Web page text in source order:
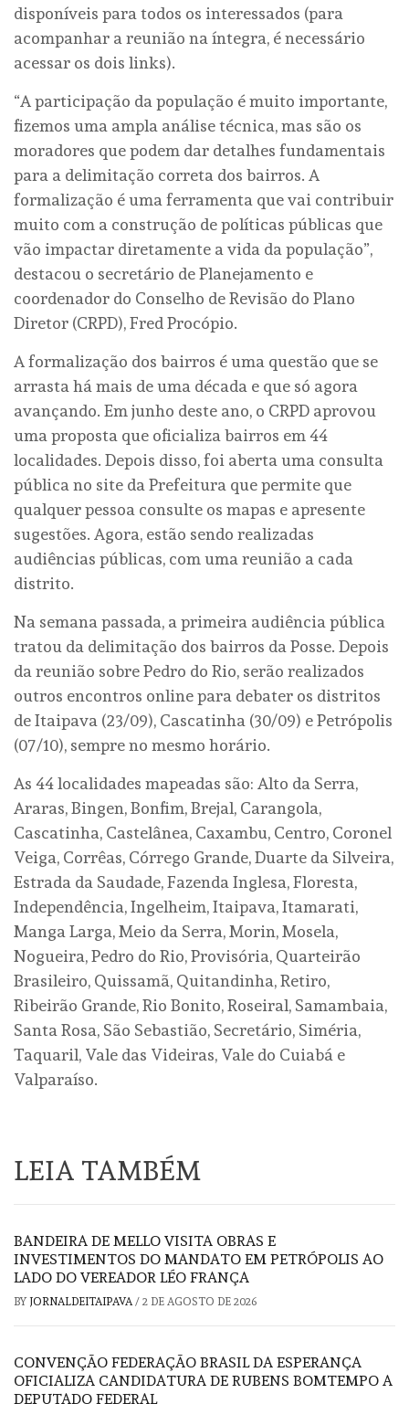
disponíveis para todos os interessados (para
acompanhar a reunião na íntegra, é necessário
acessar os dois links).
“A participação da população é muito importante,
fizemos uma ampla análise técnica, mas são os
moradores que podem dar detalhes fundamentais
para a delimitação correta dos bairros. A
formalização é uma ferramenta que vai contribuir
muito com a construção de políticas públicas que
vão impactar diretamente a vida da população”,
destacou o secretário de Planejamento e
coordenador do Conselho de Revisão do Plano
Diretor (CRPD), Fred Procópio.
A formalização dos bairros é uma questão que se
arrasta há mais de uma década e que só agora
avançando. Em junho deste ano, o CRPD aprovou
uma proposta que oficializa bairros em 44
localidades. Depois disso, foi aberta uma consulta
pública no site da Prefeitura que permite que
qualquer pessoa consulte os mapas e apresente
sugestões. Agora, estão sendo realizadas
audiências públicas, com uma reunião a cada
distrito.
Na semana passada, a primeira audiência pública
tratou da delimitação dos bairros da Posse. Depois
da reunião sobre Pedro do Rio, serão realizados
outros encontros online para debater os distritos
de Itaipava (23/09), Cascatinha (30/09) e Petrópolis
(07/10), sempre no mesmo horário.
As 44 localidades mapeadas são: Alto da Serra,
Araras, Bingen, Bonfim, Brejal, Carangola,
Cascatinha, Castelânea, Caxambu, Centro, Coronel
Veiga, Corrêas, Córrego Grande, Duarte da Silveira,
Estrada da Saudade, Fazenda Inglesa, Floresta,
Independência, Ingelheim, Itaipava, Itamarati,
Manga Larga, Meio da Serra, Morin, Mosela,
Nogueira, Pedro do Rio, Provisória, Quarteirão
Brasileiro, Quissamã, Quitandinha, Retiro,
Ribeirão Grande, Rio Bonito, Roseiral, Samambaia,
Santa Rosa, São Sebastião, Secretário, Siméria,
Taquaril, Vale das Videiras, Vale do Cuiabá e
Valparaíso.
LEIA TAMBÉM
BANDEIRA DE MELLO VISITA OBRAS E
INVESTIMENTOS DO MANDATO EM PETRÓPOLIS AO
LADO DO VEREADOR LÉO FRANÇA
BY JORNALDEITAIPAVA/ 2 DE AGOSTO DE 2026
CONVENÇÃO FEDERAÇÃO BRASIL DA ESPERANÇA
OFICIALIZA CANDIDATURA DE RUBENS BOMTEMPO A
DEPUTADO FEDERAL